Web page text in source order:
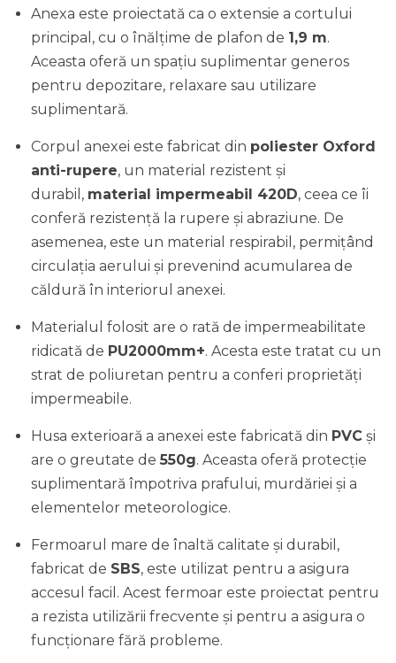
Anexa este proiectată ca o extensie a cortului
principal, cu o înălțime de plafon de 1,9 m.
Aceasta oferă un spațiu suplimentar generos
pentru depozitare, relaxare sau utilizare
suplimentară.
Corpul anexei este fabricat din poliester Oxford
anti-rupere, un material rezistent și
durabil, material impermeabil 420D, ceea ce îi
conferă rezistență la rupere și abraziune. De
asemenea, este un material respirabil, permițând
circulația aerului și prevenind acumularea de
căldură în interiorul anexei.
Materialul folosit are o rată de impermeabilitate
ridicată de PU2000mm+. Acesta este tratat cu un
strat de poliuretan pentru a conferi proprietăți
impermeabile.
Husa exterioară a anexei este fabricată din PVC și
are o greutate de 550g. Aceasta oferă protecție
suplimentară împotriva prafului, murdăriei și a
elementelor meteorologice.
Fermoarul mare de înaltă calitate și durabil,
fabricat de SBS, este utilizat pentru a asigura
accesul facil. Acest fermoar este proiectat pentru
a rezista utilizării frecvente și pentru a asigura o
funcționare fără probleme.